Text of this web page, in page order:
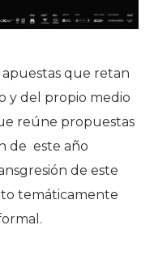
apuestas que retan
y del propio medio
reúne propuestas
de este año
de este
temáticamente